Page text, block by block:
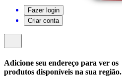
Fazer login
Criar conta
Adicione seu endereço para ver os
produtos disponíveis na sua região.